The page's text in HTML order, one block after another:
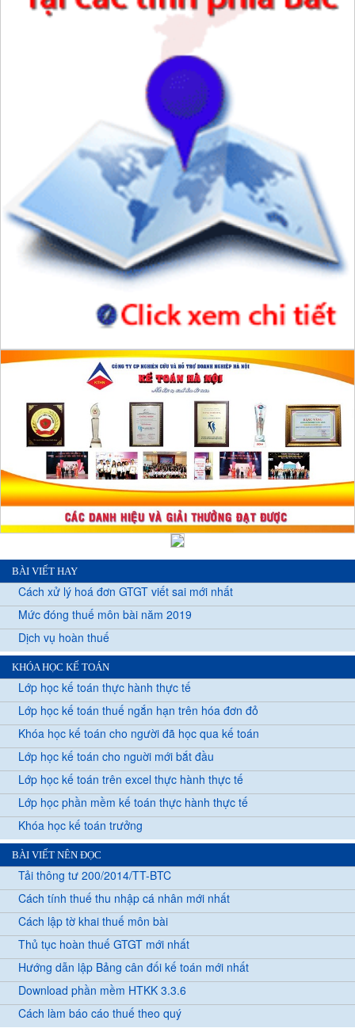
BÀI VIẾT HAY
Cách xử lý hoá đơn GTGT viết sai mới nhất
Mức đóng thuế môn bài năm 2019
Dịch vụ hoàn thuế
KHÓA HỌC KẾ TOÁN
Lớp học kế toán thực hành thực tế
Lớp học kế toán thuế ngắn hạn trên hóa đơn đỏ
Khóa học kế toán cho người đã học qua kế toán
Lớp học kế toán cho nguời mới bắt đầu
Lớp học kế toán trên excel thực hành thực tế
Lớp học phần mềm kế toán thực hành thực tế
Khóa học kế toán trưởng
BÀI VIẾT NÊN ĐỌC
Tải thông tư 200/2014/TT-BTC
Cách tính thuế thu nhập cá nhân mới nhất
Cách lập tờ khai thuế môn bài
Thủ tục hoàn thuế GTGT mới nhất
Hướng dẫn lập Bảng cân đối kế toán mới nhất
Download phần mềm HTKK 3.3.6
Cách làm báo cáo thuế theo quý